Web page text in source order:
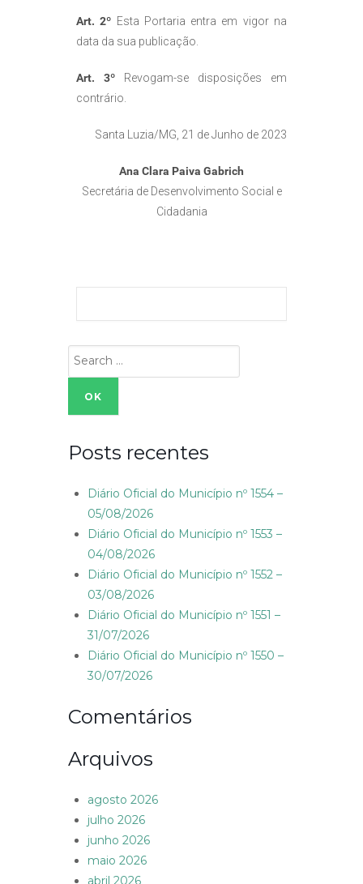
Art. 2º Esta Portaria entra em vigor na
data da sua publicação.
Art. 3º Revogam-se disposições em
contrário.
Santa Luzia/MG, 21 de Junho de 2023
Ana Clara Paiva Gabrich
Secretária de Desenvolvimento Social e
Cidadania
Search
for:
Posts recentes
Diário Oficial do Município nº 1554 –
05/08/2026
Diário Oficial do Município nº 1553 –
04/08/2026
Diário Oficial do Município nº 1552 –
03/08/2026
Diário Oficial do Município nº 1551 –
31/07/2026
Diário Oficial do Município nº 1550 –
30/07/2026
Comentários
Arquivos
agosto 2026
julho 2026
junho 2026
maio 2026
abril 2026